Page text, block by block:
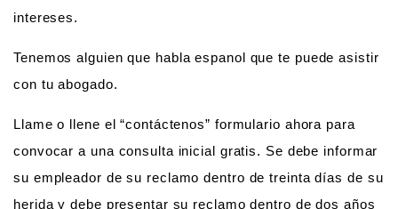
intereses.
Tenemos alguien que habla espanol que te puede asistir
con tu abogado.
Llame o llene el “contáctenos” formulario ahora para
convocar a una consulta inicial gratis. Se debe informar
su empleador de su reclamo dentro de treinta días de su
herida y debe presentar su reclamo dentro de dos años